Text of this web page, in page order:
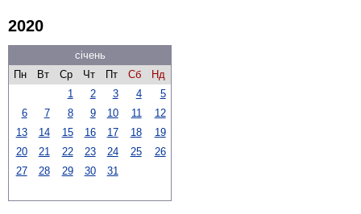
2020
січень
Пн
Вт Ср Чт Пт Сб
Нд
1
2 3 4
5
6
7 8 9 10 11
12
13
14 15 16 17 18
19
20
21 22 23 24 25
26
27
28 29 30 31